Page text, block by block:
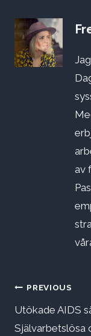
av
PREVIOUS
Utökade AIDS
Självarbetslösa